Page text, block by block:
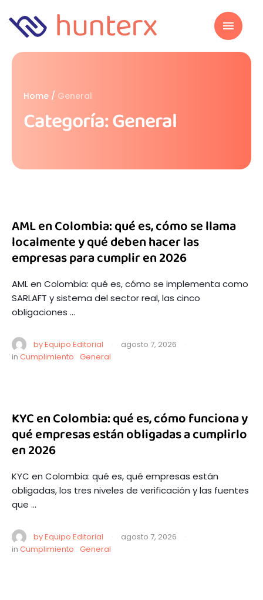
Home / General
Categoría:General
AML en Colombia: qué es, cómo se llama
localmente y qué deben hacer las
empresas para cumplir en 2026
AML en Colombia: qué es, cómo se implementa como
SARLAFT y sistema del sector real, las cinco
obligaciones …
by Equipo Editorial · agosto 7, 2026
·
in Cumplimiento General
KYC en Colombia: qué es, cómo funciona y
qué empresas están obligadas a cumplirlo
en 2026
KYC en Colombia: qué es, qué empresas están
obligadas, los tres niveles de verificación y las fuentes
que …
by Equipo Editorial · agosto 7, 2026
·
in Cumplimiento General